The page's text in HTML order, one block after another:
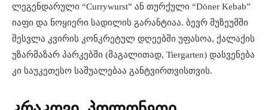
ლეგენდარული “Currywurst” ან თურქული “Döner Kebab”
იაფი და ნოყიერი სადილის გარანტიაა. ბევრ მუზეუმში
შესვლა კვირის კონკრეტულ დღეებში უფასოა, ქალაქის
უზარმაზარ პარკებში (მაგალითად, Tiergarten) დასვენება
კი საუკეთესო საშუალებაა განტვირთვისთვის.